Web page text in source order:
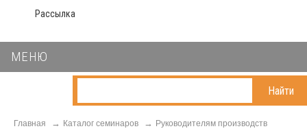
Рассылка
МЕНЮ
Найти
Главная Каталог семинаров Руководителям производств